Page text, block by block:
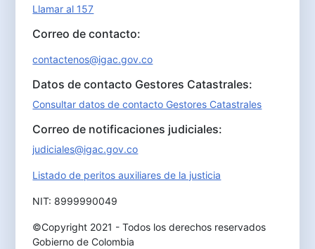
Llamar al 157
Correo de contacto:
contactenos@igac.gov.co
Datos de contacto Gestores Catastrales:
Consultar datos de contacto Gestores Catastrales
Correo de notificaciones judiciales:
judiciales@igac.gov.co
Listado de peritos auxiliares de la justicia
NIT: 8999990049
©Copyright 2021 - Todos los derechos reservados
Gobierno de Colombia